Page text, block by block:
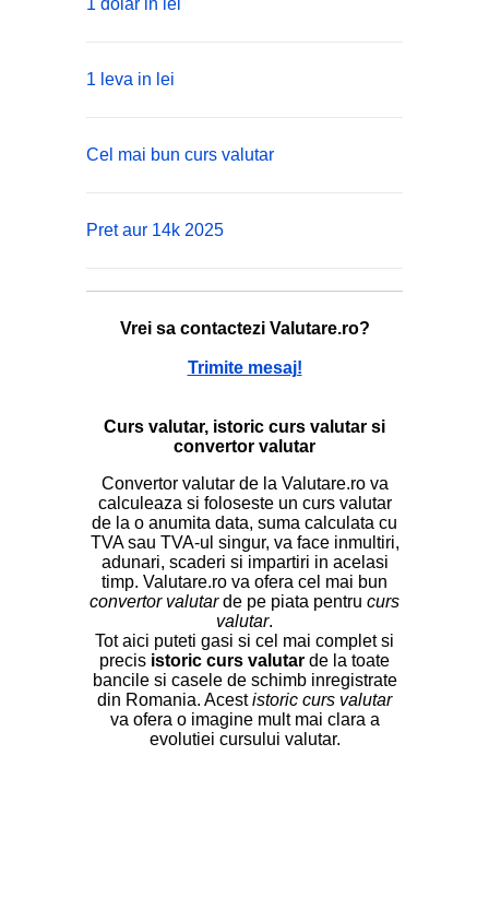
1 dolar in lei
1 leva in lei
Cel mai bun curs valutar
Pret aur 14k 2025
Vrei sa contactezi Valutare.ro?
Trimite mesaj!
Curs valutar, istoric curs valutar si
convertor valutar
Convertor valutar de la Valutare.ro va
calculeaza si foloseste un curs valutar
de la o anumita data, suma calculata cu
TVA sau TVA-ul singur, va face inmultiri,
adunari, scaderi si impartiri in acelasi
timp. Valutare.ro va ofera cel mai bun
convertor valutarde pe piata pentru curs
valutar.
Tot aici puteti gasi si cel mai complet si
precis istoric curs valutar de la toate
bancile si casele de schimb inregistrate
din Romania. Acestistoric curs valutar
va ofera o imagine mult mai clara a
evolutiei cursului valutar.